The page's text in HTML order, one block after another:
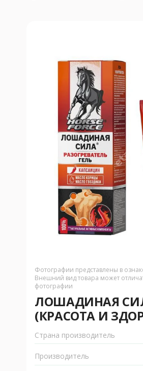
Фотографии представлены в
Внешний вид товара может
фотографии
ЛОШАДИНАЯ
(КРАСОТА И
Страна производитель
Производитель